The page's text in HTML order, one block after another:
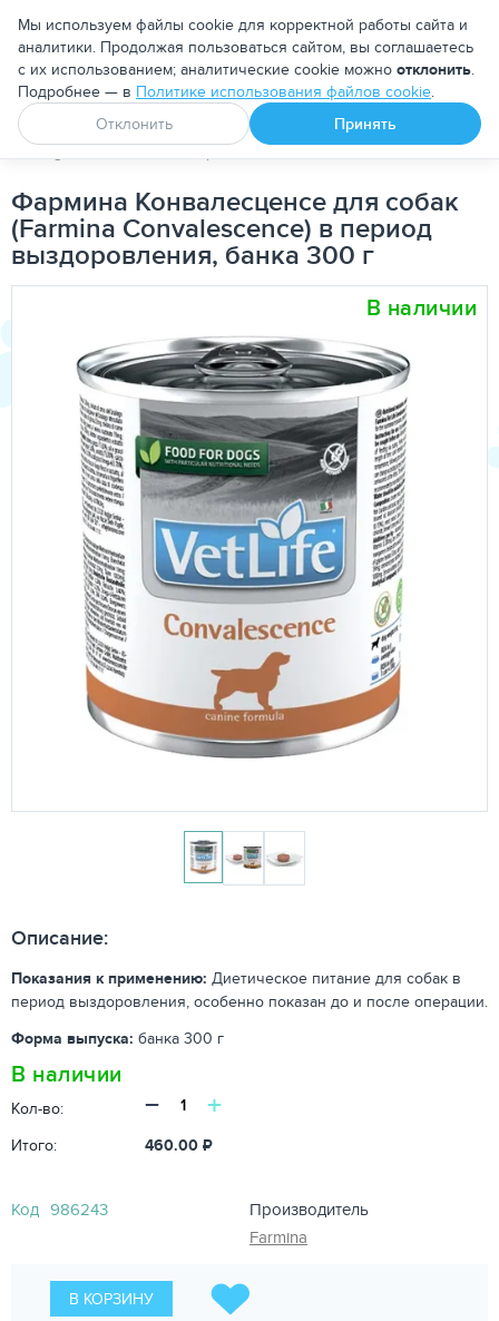
Москва
Апоквел Ветмедин От блох и клещей
PetDog Собакам Корма для собак Лечебно-
Фармина Конвалесценсе для собак
(Farmina Convalescence) в период
выздоровления, банка 300 г
В наличии
Описание:
Показания к применению: Диетическое питание для собак в
период выздоровления, особенно показан до и после операции.
Форма выпуска: банка 300 г
В наличии
Кол-во: − +
Итого: 460.00 ₽
Код 986243
Производитель
Farmina
В КОРЗИНУ
Мы используем файлы cookie для корректной работы сайта и
аналитики. Продолжая пользоваться сайтом, вы соглашаетесь
с их использованием; аналитические cookie можно отклонить.
Подробнее — в Политике использования файлов cookie.
Отклонить
Принять